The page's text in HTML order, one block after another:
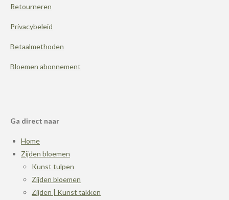
Retourneren
Privacybeleid
Betaalmethoden
Bloemen abonnement
Ga direct naar
Home
Zijden bloemen
Kunst tulpen
Zijden bloemen
Zijden | Kunst takken